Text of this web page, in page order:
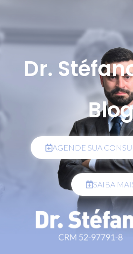
Dr.
AGENDE SUA
SAIBA